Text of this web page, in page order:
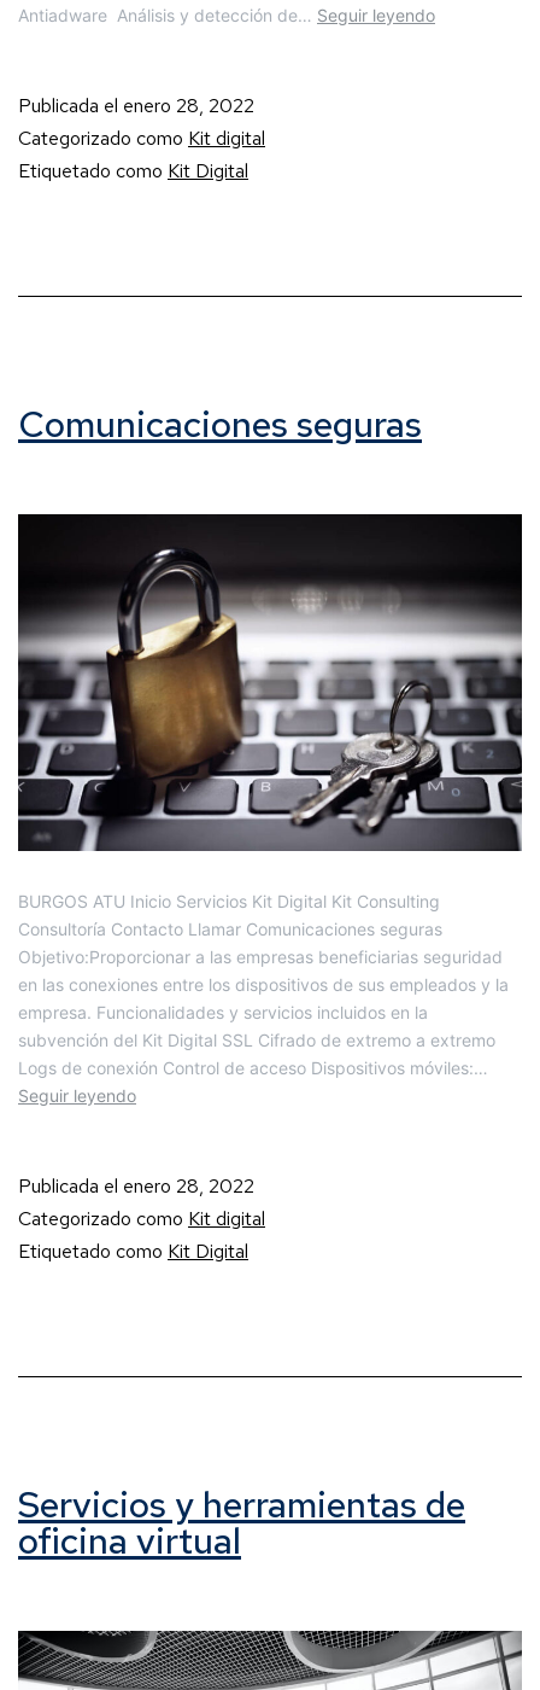
Antiadware Análisis y detección de… Seguir leyendo
Publicada el enero 28, 2022
Categorizado como Kit digital
Etiquetado como Kit Digital
Comunicaciones seguras
BURGOS ATU Inicio Servicios Kit Digital Kit Consulting
Consultoría Contacto Llamar Comunicaciones seguras
Objetivo:Proporcionar a las empresas beneficiarias seguridad
en las conexiones entre los dispositivos de sus empleados y la
empresa. Funcionalidades y servicios incluidos en la
subvención del Kit Digital SSL Cifrado de extremo a extremo
Logs de conexión Control de acceso Dispositivos móviles:…
Seguir leyendo
Publicada el enero 28, 2022
Categorizado como Kit digital
Etiquetado como Kit Digital
Servicios y herramientas de
oficina virtual